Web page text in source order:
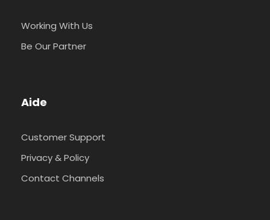
Working With Us
Be Our Partner
Aide
Customer Support
Privacy & Policy
Contact Channels